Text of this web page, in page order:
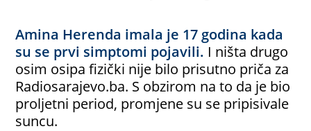
Amina Herenda imala je 17 godina kada
su se prvi simptomi pojavili. I ništa drugo
osim osipa fizički nije bilo prisutno priča za
Radiosarajevo.ba. S obzirom na to da je bio
proljetni period, promjene su se pripisivale
suncu.